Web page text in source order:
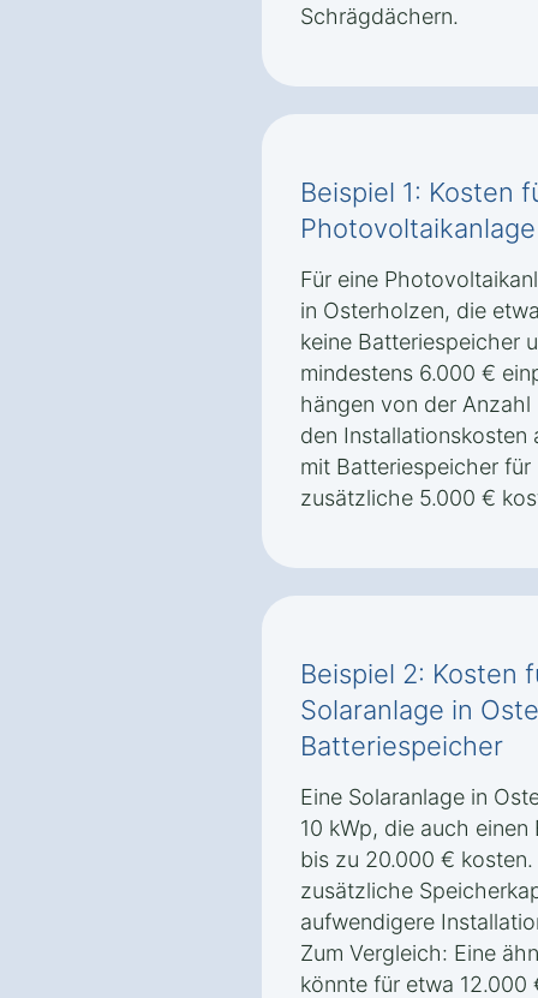
Schrägdächern.
Beispiel 1: Kosten
Für eine
in Osterholzen, die
keine Batteriespeicher
mindestens 6.000 €
hängen von der
den Installationskosten
mit Batteriespeicher
zusätzliche 5.000 €
Beispiel 2: Kosten
Solaranlage in
Batteriespeicher
Eine Solaranlage in
10 kWp, die auch
bis zu 20.000 €
zusätzliche
aufwendigere
Zum Vergleich: Eine
könnte für etwa 12.000